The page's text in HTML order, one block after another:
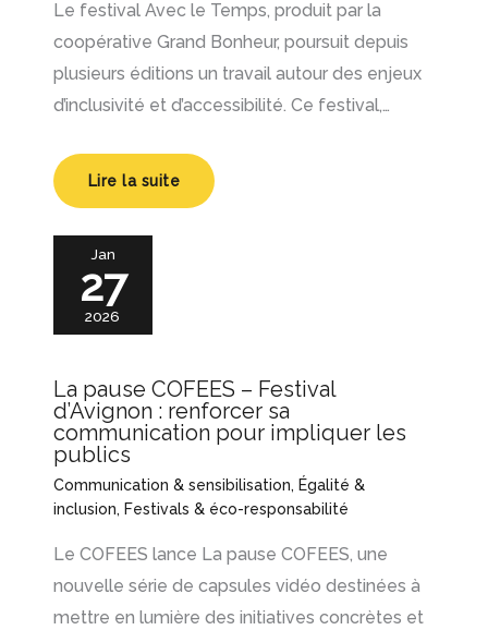
Le festival Avec le Temps, produit par la
coopérative Grand Bonheur, poursuit depuis
plusieurs éditions un travail autour des enjeux
d’inclusivité et d’accessibilité. Ce festival,…
Lire la suite
Jan
27
2026
La pause COFEES – Festival
d’Avignon : renforcer sa
communication pour impliquer les
publics
Communication & sensibilisation, Égalité &
inclusion, Festivals & éco-responsabilité
Le COFEES lance La pause COFEES, une
nouvelle série de capsules vidéo destinées à
mettre en lumière des initiatives concrètes et